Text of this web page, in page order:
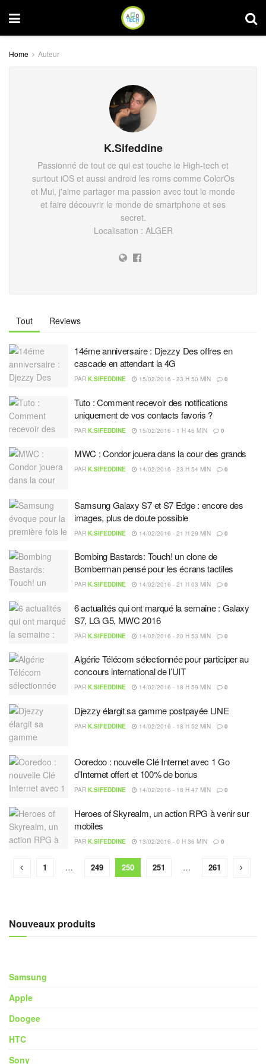
Home Auteur
K.Sifeddine
Passionné de tout ce qui est touche le High-tech et
surtout iOS et aussi android les roms comme ColorOs
et Mui, j'aime partager ma passion avec tout le monde
et faire découvrir le monde de smartphone et ses
secret.
Localisation : ALGER
Tout Reviews
14éme anniversaire : Djezzy Des offres en
cascade en attendant la 4G
PAR K.SIFEDDINE 15/02/2016 - 23 H 50 MIN 0
Tuto : Comment recevoir des notifications
uniquement de vos contacts favoris ?
PAR K.SIFEDDINE 15/02/2016 - 1 H 46 MIN 0
MWC : Condor jouera dans la cour des grands
PAR K.SIFEDDINE 14/02/2016 - 23 H 54 MIN 0
Samsung Galaxy S7 et S7 Edge : encore des
images, plus de doute possible
PAR K.SIFEDDINE 14/02/2016 - 21 H 29 MIN 0
Bombing Bastards: Touch! un clone de
Bomberman pensé pour les écrans tactiles
PAR K.SIFEDDINE 14/02/2016 - 21 H 03 MIN 0
6 actualités qui ont marqué la semaine : Galaxy
S7, LG G5, MWC 2016
PAR K.SIFEDDINE 14/02/2016 - 20 H 53 MIN 0
Algérie Télécom sélectionnée pour participer au
concours international de l’UIT
PAR K.SIFEDDINE 14/02/2016 - 18 H 59 MIN 0
Djezzy élargit sa gamme postpayée LINE
PAR K.SIFEDDINE 14/02/2016 - 18 H 52 MIN 0
Ooredoo : nouvelle Clé Internet avec 1 Go
d’Internet offert et 100% de bonus
PAR K.SIFEDDINE 14/02/2016 - 18 H 47 MIN 0
Heroes of Skyrealm, un action RPG à venir sur
mobiles
PAR K.SIFEDDINE 13/02/2016 - 0 H 36 MIN 0
1 … 249 250 251 … 261
Nouveaux produits
Samsung
Apple
Doogee
HTC
Sony